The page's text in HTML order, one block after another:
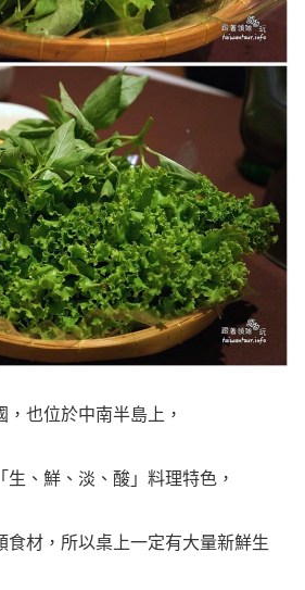
也位於中南半島上，
、鮮、淡、酸」料理特色，
食材，所以桌上一定有大量新鮮生